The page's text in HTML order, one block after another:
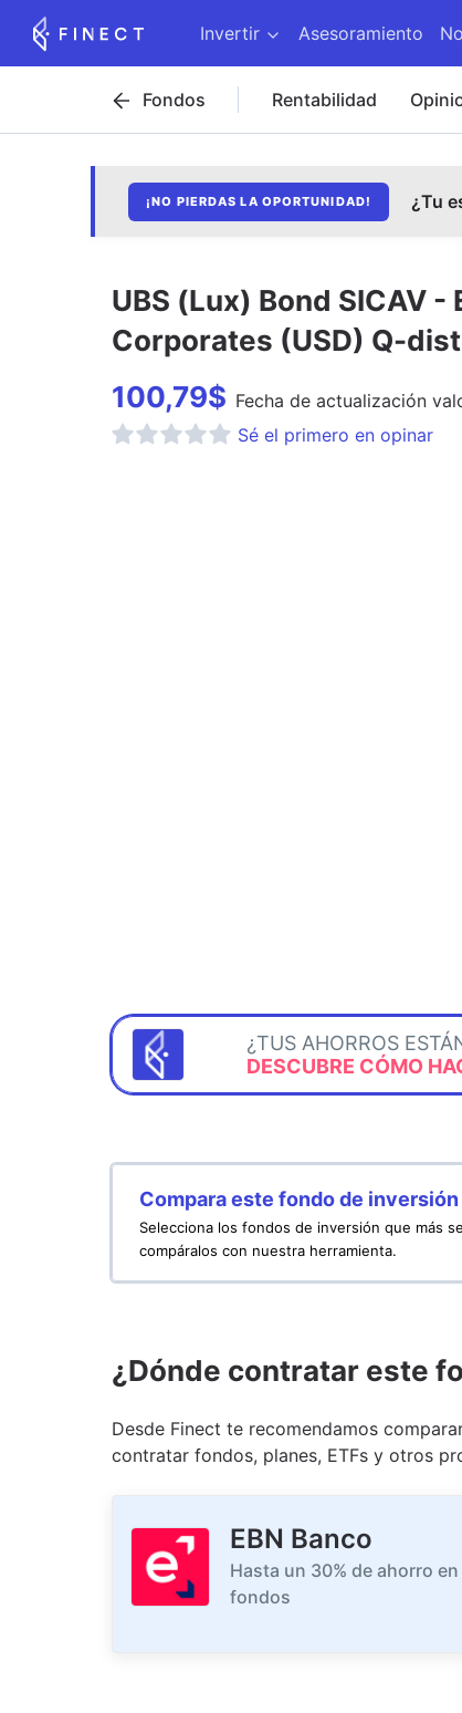
Invertir Asesoramiento
Fondos Rentabilidad
¡NO PIERDAS LA OPORTUNIDAD! ¿Tu
UBS (Lux) Bond SICAV
Corporates (USD) Q-dist
100,79$ Fecha de actualización
Sé el primero en opinar
¿TUS AHORROS
DESCUBRE CÓMO
Compara este fondo de inversión
Selecciona los fondos de inversión que más
compáralos con nuestra herramienta.
¿Dónde contratar este
Desde Finect te recomendamos
contratar fondos, planes, ETFs y otros
EBN Banco
Hasta un 30% de ahorro
fondos